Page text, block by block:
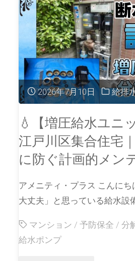
2026年7月10日 給排
💧【増圧給水ユニ
江戸川区集合住宅
に防ぐ計画的メン
アメニティ・プラス こんに
大丈夫」と思っている給水設
マンション / 予防保全 / 分
給水ポンプ